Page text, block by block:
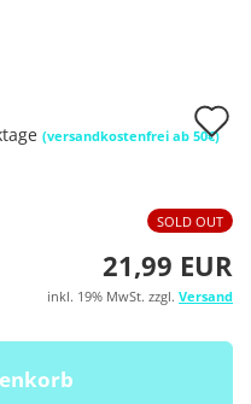
(versandkostenfrei ab 50€)
SOLD OUT
21,99 EUR
inkl. 19% MwSt. zzgl. Versand